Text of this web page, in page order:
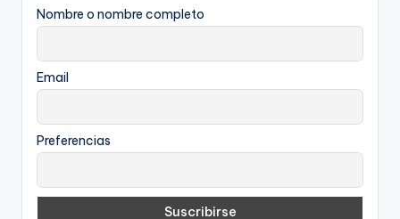
Nombre o nombre completo
Email
Preferencias